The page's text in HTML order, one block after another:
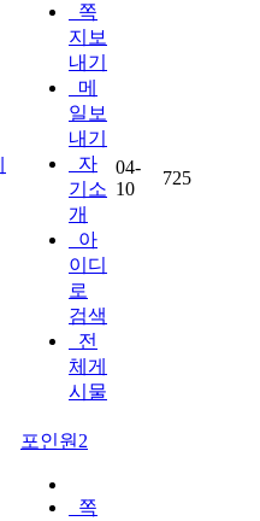
쪽
지보
내기
메
일보
내기
자
기소
개
아
이디
로
검색
전
체게
시물
04-
10
725
포인원2
쪽